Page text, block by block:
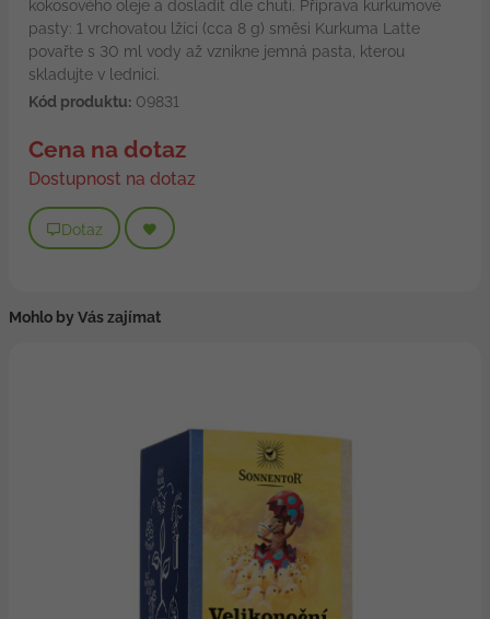
kokosového oleje a dosladit dle chuti. Příprava kurkumové
pasty: 1 vrchovatou lžíci (cca 8 g) směsi Kurkuma Latte
povařte s 30 ml vody až vznikne jemná pasta, kterou
skladujte v lednici.
Kód produktu:09831
Cena na dotaz
Dostupnost na dotaz
Dotaz
Mohlo by Vás zajímat